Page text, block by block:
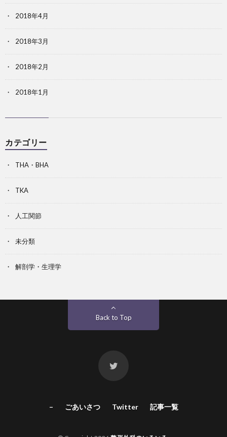
2018年4月
2018年3月
2018年2月
2018年1月
カテゴリー
THA・BHA
TKA
人工関節
未分類
解剖学・生理学
Back to Top
– ごあいさつ Twitter 記事一覧